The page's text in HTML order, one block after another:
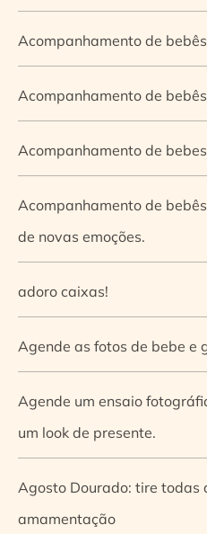
Acompanhamento de bebês
Acompanhamento de bebês
Acompanhamento de bebes
Acompanhamento de
de novas emoções.
adoro caixas!
Agende as fotos de bebe e
Agende um ensaio
um look de presente.
Agosto Dourado: tire todas
amamentação